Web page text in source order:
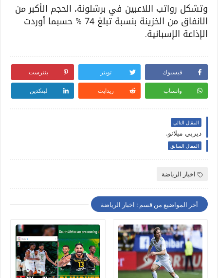
وتشكل رواتب اللاعبين في برشلونة، الحجم الأكبر من
الانفاق من الخزينة بنسبة تبلغ 74 % حسبما أوردت
الإذاعة الإسبانية.
فيسبوك تويتر بنترست
واتساب ريدايت لينكدين
المقال التالي
ديربي ميلانو.
المقال السابق
اخبار الرياضة
أخر المواضيع من قسم : اخبار الرياضة